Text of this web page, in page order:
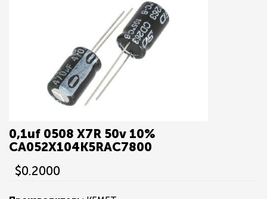
0,1uf 0508 X7R 50v 10%
CA052X104K5RAC7800
$0.2000